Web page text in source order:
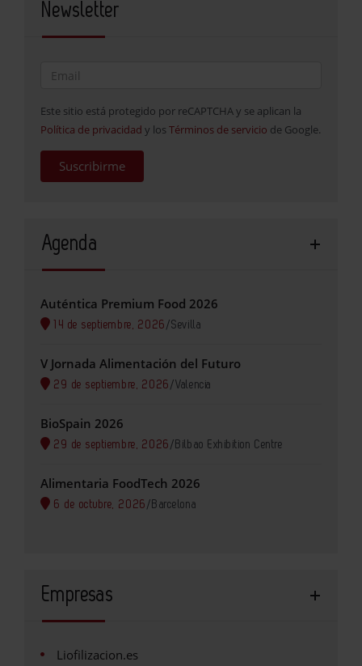
Newsletter
Este sitio está protegido por reCAPTCHA y se aplican la
Política de privacidad y los Términos de servicio de Google.
Suscribirme
Agenda
Auténtica Premium Food 2026
14 de septiembre, 2026 /Sevilla
V Jornada Alimentación del Futuro
29 de septiembre, 2026 /Valencia
BioSpain 2026
29 de septiembre, 2026 / Bilbao Exhibition Centre
Alimentaria FoodTech 2026
6 de octubre, 2026 / Barcelona
Empresas
Liofilizacion.es